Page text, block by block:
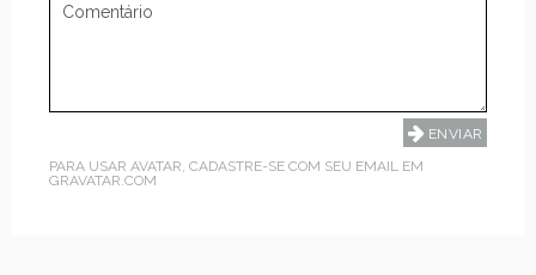
PARA USAR AVATAR, CADASTRE-SE COM SEU EMAIL EM
GRAVATAR.COM